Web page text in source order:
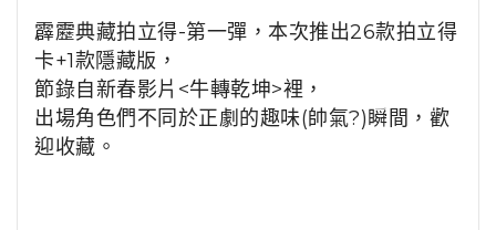
霹靂典藏拍立得-第一彈，本次推出26款拍立得
卡+1款隱藏版，
節錄自新春影片<牛轉乾坤>裡，
出場角色們不同於正劇的趣味(帥氣?)瞬間，歡
迎收藏。